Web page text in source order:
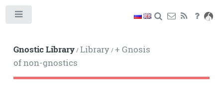
Gnostic Library/Library/+ Gnosis
of non-gnostics